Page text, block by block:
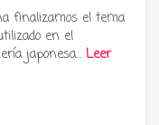
finalizamos el tema
en el
japonesa… Leer